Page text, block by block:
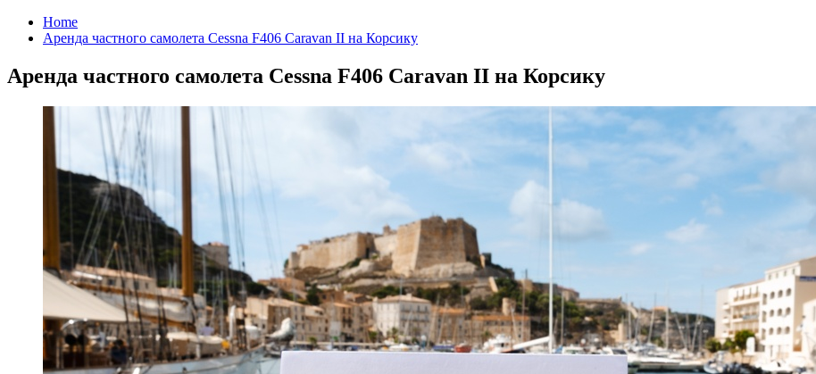
Home
Аренда частного самолета Cessna F406 Caravan II на Корсику
Аренда частного самолета Cessna F406 Caravan II на Корсику